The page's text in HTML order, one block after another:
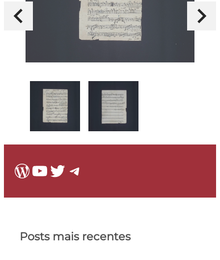
WordPress
Youtube
Twitter
Telegram
Posts mais recentes